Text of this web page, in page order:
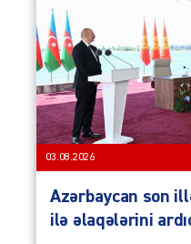
03.08.2026
Azərbaycan son
ilə əlaqələrini